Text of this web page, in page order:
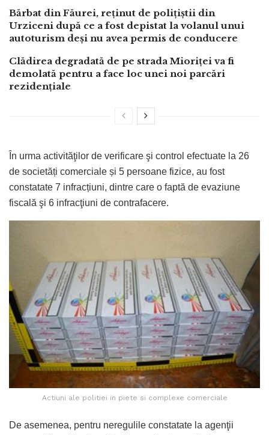
Bărbat din Făurei, reținut de polițiștii din
Urziceni după ce a fost depistat la volanul unui
autoturism deși nu avea permis de conducere
Clădirea degradată de pe strada Mioriței va fi
demolată pentru a face loc unei noi parcări
rezidențiale
În urma activităţilor de verificare şi control efectuate la 26
de societăți comerciale și 5 persoane fizice, au fost
constatate 7 infracțiuni, dintre care o faptă de evaziune
fiscală şi 6 infracţiuni de contrafacere.
Actiuni ale politiei in piete si complexe comerciale
De asemenea, pentru neregulile constatate la agenţii